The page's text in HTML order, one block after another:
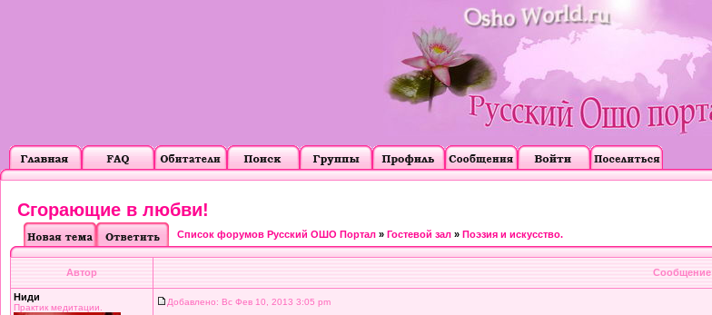
Сгорающие в любви!
Список форумов Русский ОШО Портал » Гостевой зал » Поэзия и искусство.
Автор Сообщение
Ниди
Практик медитации.
Добавлено: Вс Фев 10, 2013 3:05 pm